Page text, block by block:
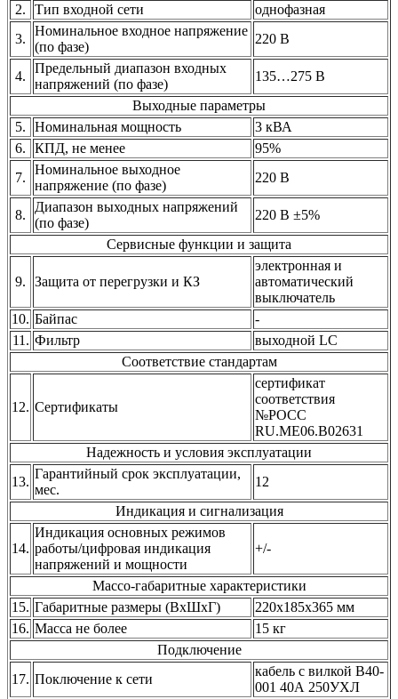
2.
Тип входной сети
однофазная
3.
Номинальное входное напряжение
(по фазе)
220 В
4.
Предельный диапазон входных
напряжений (по фазе)
135…275 В
Выходные параметры
5.
Номинальная мощность
3 кВА
6.
КПД, не менее
95%
7.
Номинальное выходное
напряжение (по фазе)
220 В
8.
Диапазон выходных напряжений
(по фазе)
220 В ±5%
Сервисные функции и защита
9. Защита от перегрузки и КЗ
электронная и
автоматический
выключатель
10. Байпас
-
11. Фильтр
выходной LC
Соответствие стандартам
12. Сертификаты
сертификат
соответствия
№РОСС
RU.МЕ06.В02631
Надежность и условия эксплуатации
13.
Гарантийный срок эксплуатации,
мес.
12
Индикация и сигнализация
14.
Индикация основных режимов
работы/цифровая индикация
напряжений и мощности
+/-
Массо-габаритные характеристики
15. Габаритные размеры (ВхШхГ)
220х185х365 мм
16. Масса не более
15 кг
Подключение
17. Поключение к сети
кабель с вилкой В40-
001 40А 250УХЛ